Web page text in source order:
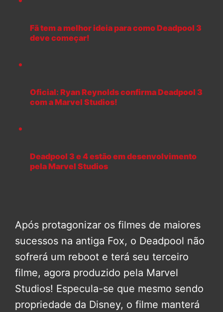
Fã tem a melhor ideia para como Deadpool 3
deve começar!
Oficial: Ryan Reynolds confirma Deadpool 3
com a Marvel Studios!
Deadpool 3 e 4 estão em desenvolvimento
pela Marvel Studios
Após protagonizar os filmes de maiores
sucessos na antiga Fox, o Deadpool não
sofrerá um reboot e terá seu terceiro
filme, agora produzido pela Marvel
Studios! Especula-se que mesmo sendo
propriedade da Disney, o filme manterá